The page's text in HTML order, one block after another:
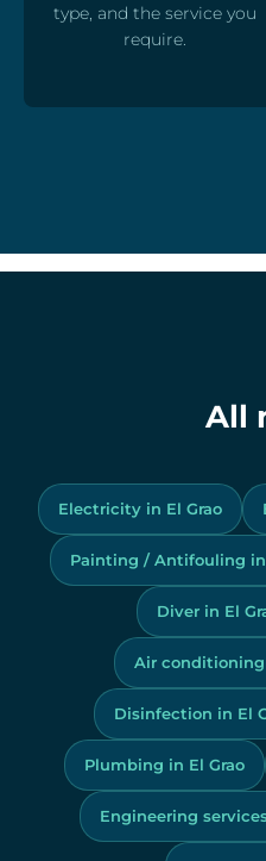
type, and the service you
require.
All
Electricity in El Grao
Painting / Antifouling in
Diver in El
Air conditioning
Disinfection in El
Plumbing in El Grao
Engineering